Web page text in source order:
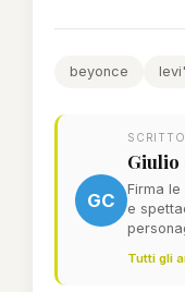
beyonce
GC
Giulio
Firma
e
Tutti gli